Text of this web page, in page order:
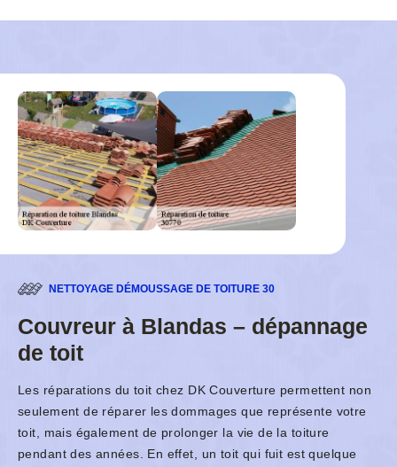
NETTOYAGE DÉMOUSSAGE DE TOITURE 30
Couvreur à Blandas – dépannage
de toit
Les réparations du toit chez DK Couverture permettent non
seulement de réparer les dommages que représente votre
toit, mais également de prolonger la vie de la toiture
pendant des années. En effet, un toit qui fuit est quelque